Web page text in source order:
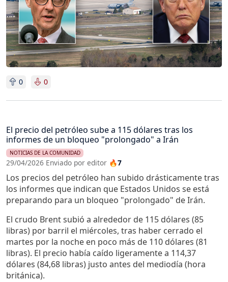
0 0
El precio del petróleo sube a 115 dólares tras los
informes de un bloqueo "prolongado" a Irán
NOTICIAS DE LA COMUNIDAD
29/04/2026 Enviado por editor 🔥7
Los precios del petróleo han subido drásticamente tras
los informes que indican que Estados Unidos se está
preparando para un bloqueo "prolongado" de Irán.
El crudo Brent subió a alrededor de 115 dólares (85
libras) por barril el miércoles, tras haber cerrado el
martes por la noche en poco más de 110 dólares (81
libras). El precio había caído ligeramente a 114,37
dólares (84,68 libras) justo antes del mediodía (hora
británica).